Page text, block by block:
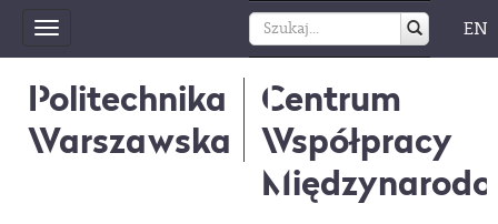
Toggle
navigation
EN
Politechnika
Warszawska
Centrum
Współpracy